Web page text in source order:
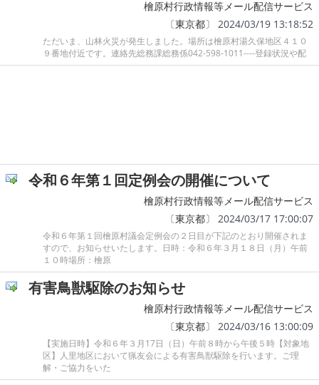
檜原村行政情報等メール配信サービス
〔東京都〕 2024/03/19 13:18:52
ただいま、山林火災が発生しました。場所は檜原村湯久保地区４１０
９番地付近です。連絡先総務課総務係042-598-1011----登録状況や配
令和６年第１回定例会の開催について
檜原村行政情報等メール配信サービス
〔東京都〕 2024/03/17 17:00:07
令和６年第１回檜原村議会定例会の２日目が下記のとおり開催されま
すので、お知らせいたします。日時：令和６年３月１８日（月）午前
１０時場所：檜原
有害鳥獣駆除のお知らせ
檜原村行政情報等メール配信サービス
〔東京都〕 2024/03/16 13:00:09
【実施日時】令和６年３月17日（日）午前８時から午後５時【対象地
区】人里地区において猟友会による有害鳥獣駆除を行います。ご理
解・ご協力をいた